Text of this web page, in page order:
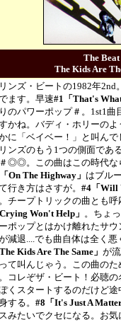
The Beat
The Kids Are
ンズ・ビートの1982年2nd
ます。早速#1「That's
のパワーポップ＃。1st1曲
かね。バディ・ホリーの
に「ベイベー！」と叫んで
ンズのもう1つの側面であ
◎◎。この曲はこの時代な
On The Highway」 はブル
行き方はさすが。 #4「Will
チープトリックの曲とも
Won't Help」 。ちょ
ポップとはかけ離れたサ
減退....でも曲自体は全く
Kids Are The Same」 が
って叫んじゃう。この曲の
コレぞザ・ビート！必聴の
くスタートするのだけど
する。 #8「It's Just A
みたいでクセになる。お気